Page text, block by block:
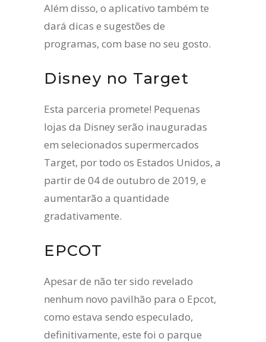
Além disso, o aplicativo também te
dará dicas e sugestões de
programas, com base no seu gosto.
Disney no Target
Esta parceria promete! Pequenas
lojas da Disney serão inauguradas
em selecionados supermercados
Target, por todo os Estados Unidos, a
partir de 04 de outubro de 2019, e
aumentarão a quantidade
gradativamente.
EPCOT
Apesar de não ter sido revelado
nenhum novo pavilhão para o Epcot,
como estava sendo especulado,
definitivamente, este foi o parque